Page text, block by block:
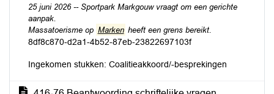
25 juni 2026 -- Sportpark Markgouw vraagt om een gerichte
aanpak.
Massatoerisme op Marken heeft een grens bereikt.
8df8c870-d2a1-4b52-87eb-23822697103f
Ingekomen stukken: Coalitieakkoord/-besprekingen